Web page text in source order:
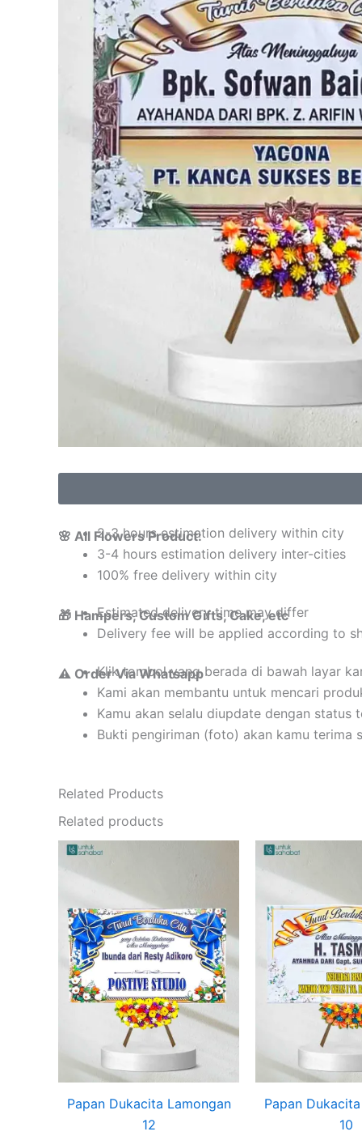
🌸 All Flowers Product:
2-3 hours estimation delivery within city
3-4 hours estimation delivery inter-cities
100% free delivery within city
🎁 Hampers, Custom Gifts, Cake, etc
Estimated delivery time may differ
Delivery fee will be applied according to
⚠️ Order Via Whatsapp
Klik tombol yang berada di bawah layar
Kami akan membantu untuk mencari
Kamu akan selalu diupdate dengan status
Bukti pengiriman (foto) akan kamu terima
Related Products
Related products
Papan Dukacita Lamongan
12
Papan
10